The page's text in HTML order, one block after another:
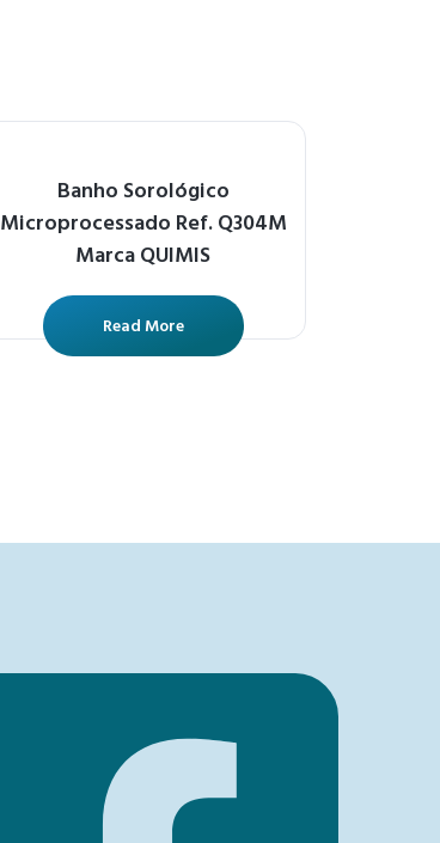
Banho Sorológico
Microprocessado Ref. Q304M
Marca QUIMIS
Read More